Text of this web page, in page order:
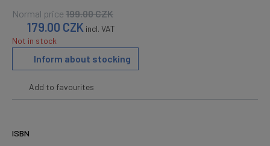
Normal price 199.00CZK
179.00 CZK incl. VAT
Not in stock
Inform about stocking
Add to favourites
ISBN